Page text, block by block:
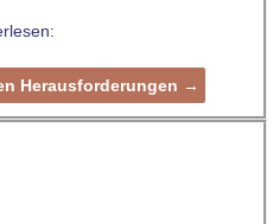
Herausforderungen →